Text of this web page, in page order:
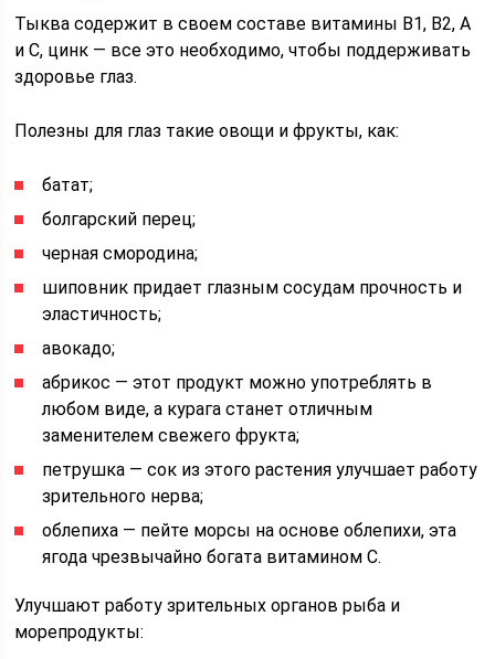
Тыква содержит в своем составе витамины В1, В2, А
и С, цинк — все это необходимо, чтобы поддерживать
здоровье глаз.
Полезны для глаз такие овощи и фрукты, как:
батат;
болгарский перец;
черная смородина;
шиповник придает глазным сосудам прочность и
эластичность;
авокадо;
абрикос — этот продукт можно употреблять в
любом виде, а курага станет отличным
заменителем свежего фрукта;
петрушка — сок из этого растения улучшает работу
зрительного нерва;
облепиха — пейте морсы на основе облепихи, эта
ягода чрезвычайно богата витамином С.
Улучшают работу зрительных органов рыба и
морепродукты: